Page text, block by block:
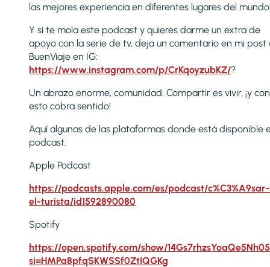
las mejores experiencia en diferentes lugares del
Y si te mola este podcast y quieres darme un extra de
apoyo con la serie de tv, deja un comentario en mi post
BuenViaje en IG:
https://www.instagram.com/p/CrKqoyzubKZ/?
Un abrazo enorme, comunidad. Compartir es vivir, ¡y
esto cobra sentido!
Aquí algunas de las plataformas donde está disponible
podcast.
Apple Podcast
https://podcasts.apple.com/es/podcast/
el-turista/id1592890080
Spotify
https://open.spotify.com/show/
si=HMPa8pfqSKWSSf0ZtIQGKg